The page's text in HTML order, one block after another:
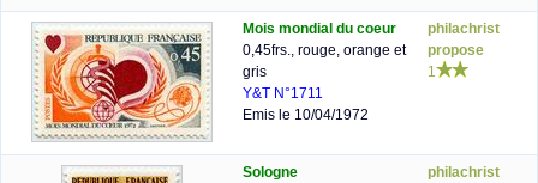
Mois mondial du coeur
0,45frs., rouge, orange et
gris
Y&T N°1711
Emis le 10/04/1972
philachrist
propose
1
Sologne
philachrist